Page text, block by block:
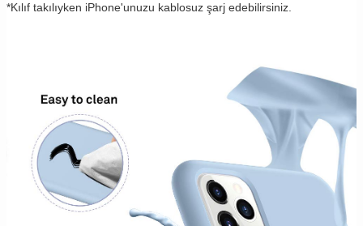
*Kılıf takılıyken iPhone'unuzu kablosuz şarj edebilirsiniz.